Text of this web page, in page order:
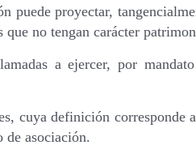
puede proyectar,
que no tengan carácter
a ejercer, por
cuya definición corresponde
de asociación.